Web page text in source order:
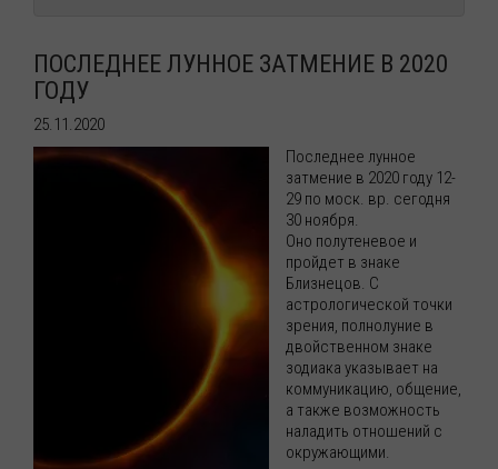
ПОСЛЕДНЕЕ ЛУННОЕ ЗАТМЕНИЕ В 2020
ГОДУ
25.11.2020
Последнее лунное
затмение в 2020 году 12-
29 по моск. вр. сегодня
30 ноября.
Оно полутеневое и
пройдет в знаке
Близнецов. С
астрологической точки
зрения, полнолуние в
двойственном знаке
зодиака указывает на
коммуникацию, общение,
а также возможность
наладить отношений с
окружающими.